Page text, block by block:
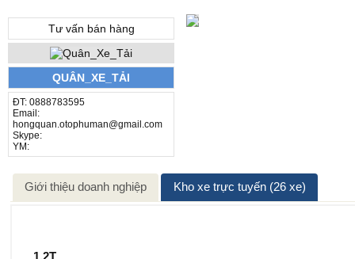
Tư vấn bán hàng
QUÂN_XE_TẢI
ĐT: 0888783595
Email:
hongquan.otophuman@gmail.com
Skype:
YM:
Giới thiệu doanh nghiệp Kho xe trực tuyến (26 xe)
1.2T